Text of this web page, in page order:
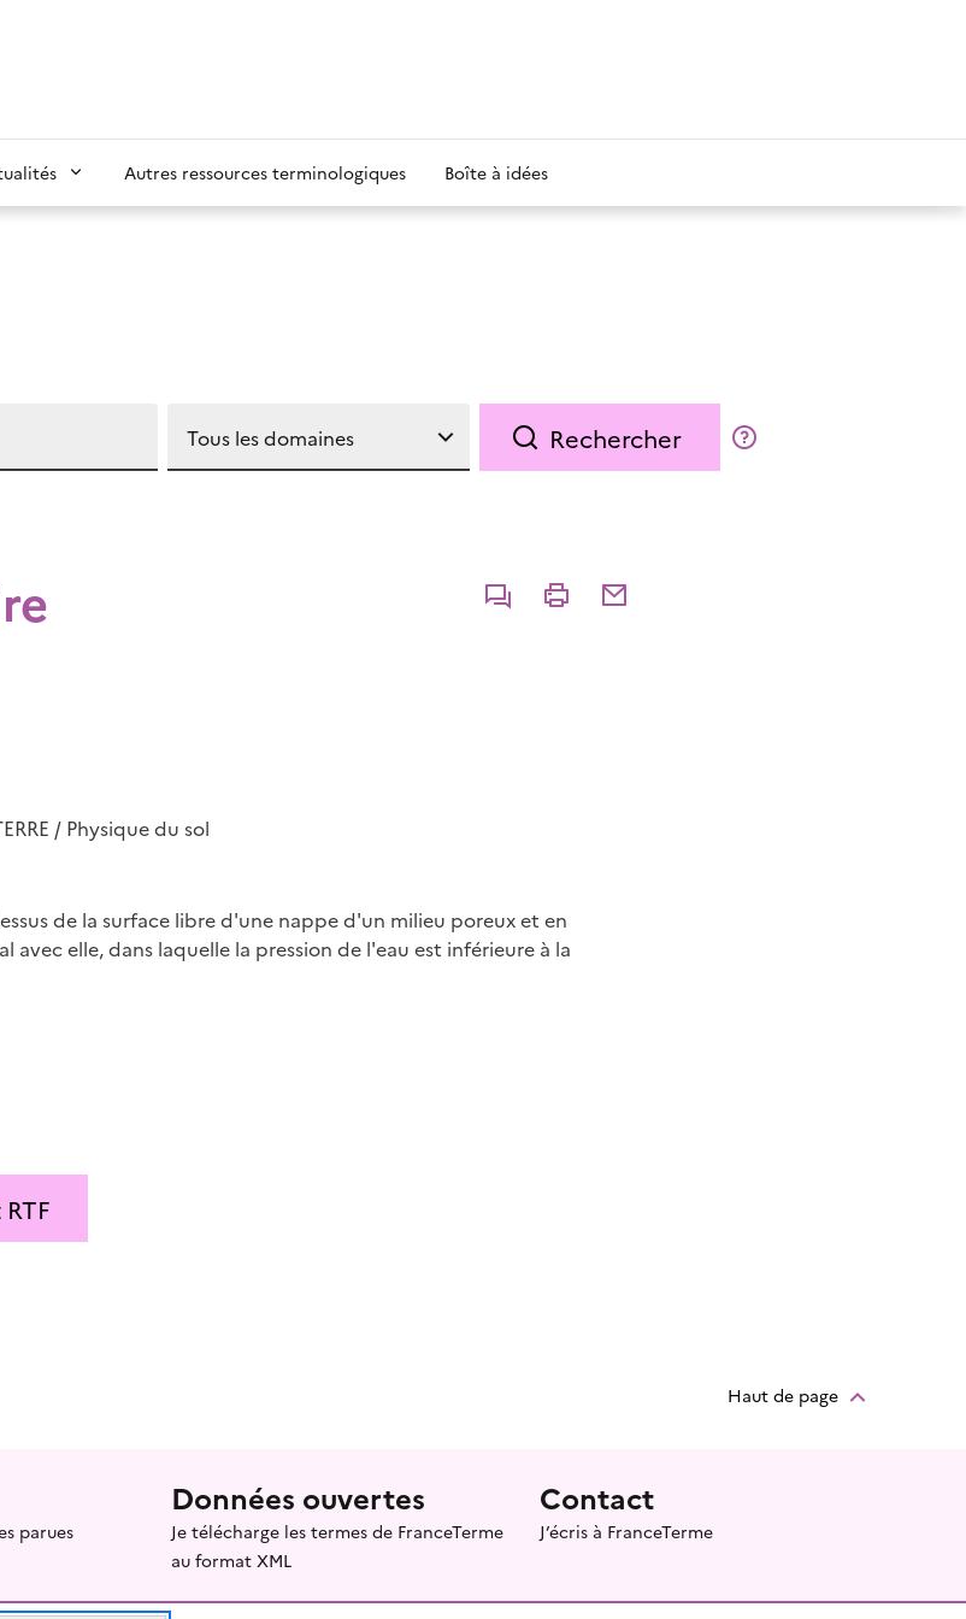
Autres ressources terminologiques Boîte à idées
Rechercher
CommenterImprimerPartager par courriel
/ Physique du sol
de la surface libre d'une nappe d'un milieu poreux et en
elle, dans laquelle la pression de l'eau est inférieure à la
Haut de page
parues
Données ouvertes
Je télécharge les termes de FranceTerme
au format XML
Contact
J’écris à FranceTerme